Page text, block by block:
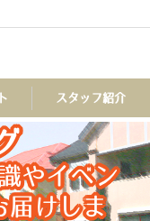
スタッフ紹介
やイベン
届けしま